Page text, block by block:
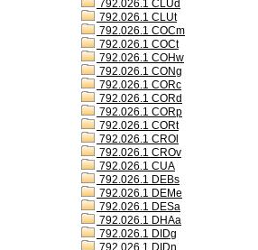
792.026.1 CLUd
792.026.1 CLUt
792.026.1 COCm
792.026.1 COCt
792.026.1 COHw
792.026.1 CONg
792.026.1 CORc
792.026.1 CORd
792.026.1 CORp
792.026.1 CORt
792.026.1 CROl
792.026.1 CROv
792.026.1 CUA
792.026.1 DEBs
792.026.1 DEMe
792.026.1 DESa
792.026.1 DHAa
792.026.1 DIDg
792.026.1 DIDn